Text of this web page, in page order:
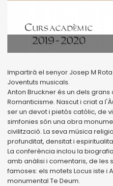
Impartirà el senyor Josep M
Joventuts musicals.
Anton Bruckner és un dels
Romanticisme. Nascut i criat a
ser un devot i pietós catòlic, de
simfonies són una obra
civilització. La seva música
profunditat, densitat i
La conferència inclou la
amb anàlisi i comentaris, de les
famoses: els motets Locus iste i
monumental Te Deum.